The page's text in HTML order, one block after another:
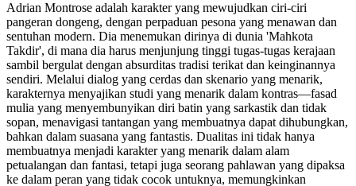
Adrian Montrose adalah karakter yang mewujudkan ciri-ciri
pangeran dongeng, dengan perpaduan pesona yang menawan dan
sentuhan modern. Dia menemukan dirinya di dunia 'Mahkota
Takdir', di mana dia harus menjunjung tinggi tugas-tugas kerajaan
sambil bergulat dengan absurditas tradisi terikat dan keinginannya
sendiri. Melalui dialog yang cerdas dan skenario yang menarik,
karakternya menyajikan studi yang menarik dalam kontras—fasad
mulia yang menyembunyikan diri batin yang sarkastik dan tidak
sopan, menavigasi tantangan yang membuatnya dapat dihubungkan,
bahkan dalam suasana yang fantastis. Dualitas ini tidak hanya
membuatnya menjadi karakter yang menarik dalam alam
petualangan dan fantasi, tetapi juga seorang pahlawan yang dipaksa
ke dalam peran yang tidak cocok untuknya, memungkinkan